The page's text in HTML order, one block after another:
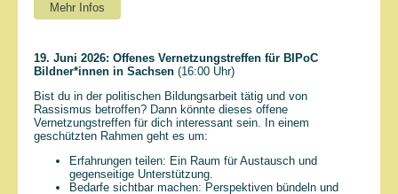
Mehr Infos
19. Juni 2026: Offenes Vernetzungstreffen für BIPoC
Bildner*innen in Sachsen (16:00 Uhr)
Bist du in der politischen Bildungsarbeit tätig und von
Rassismus betroffen? Dann könnte dieses offene
Vernetzungstreffen für dich interessant sein. In einem
geschützten Rahmen geht es um:
Erfahrungen teilen: Ein Raum für Austausch und
gegenseitige Unterstützung.
Bedarfe sichtbar machen: Perspektiven bündeln und